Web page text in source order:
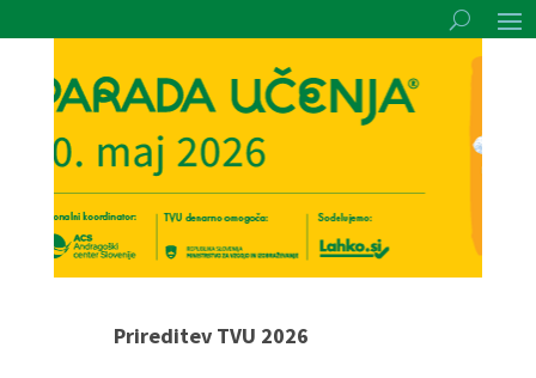
Prireditev TVU 2026